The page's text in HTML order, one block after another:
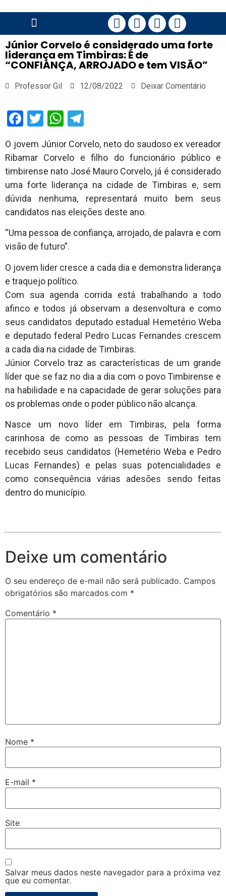
Júnior Corvelo é considerado uma forte
liderança em Timbiras: É de
“CONFIANÇA, ARROJADO e tem VISÃO”
Professor Gil 12/08/2022 Deixar Comentário
Facebook
TwitterWhatsApp
O jovem Júnior Corvelo, neto do saudoso ex vereador
Ribamar Corvelo e filho do funcionário público e
timbirense nato José Mauro Corvelo, já é considerado
uma forte liderança na cidade de Timbiras e, sem
dúvida nenhuma, representará muito bem seus
candidatos nas eleições deste ano.
“Uma pessoa de confiança, arrojado, de palavra e com
visão de futuro”.
O jovem lider cresce a cada dia e demonstra liderança
e traquejo político.
Com sua agenda corrida está trabalhando a todo
afinco e todos já observam a desenvoltura e como
seus candidatos deputado estadual Hemetério Weba
e deputado federal Pedro Lucas Fernandes crescem
a cada dia na cidade de Timbiras.
Júnior Corvelo traz as características de um grande
líder que se faz no dia a dia com o povo Timbirense e
na habilidade e na capacidade de gerar soluções para
os problemas onde o poder público não alcança.
Nasce um novo líder em Timbiras, pela forma
carinhosa de como as pessoas de Timbiras tem
recebido seus candidatos (Hemetério Weba e Pedro
Lucas Fernandes) e pelas suas potencialidades e
como consequência várias adesões sendo feitas
dentro do município.
Deixe um comentário
O seu endereço de e-mail não será publicado. Campos
obrigatórios são marcados com *
Comentário *
Nome *
E-mail *
Site
Salvar meus dados neste navegador para a próxima vez
que eu comentar.